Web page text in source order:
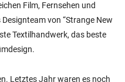
Film, Fernsehen und
von “Strange New
Textilhandwerk, das beste
Letztes Jahr waren es noch